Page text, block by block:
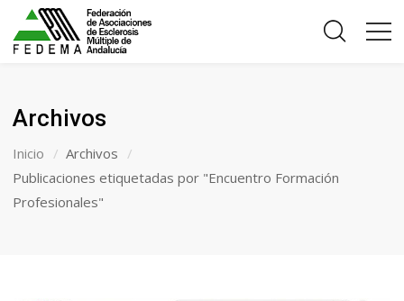
Archivos
Inicio
Archivos
Publicaciones etiquetadas por "Encuentro Formación
Profesionales"